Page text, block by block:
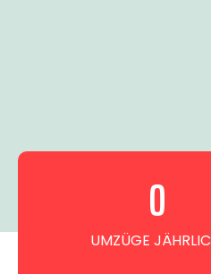
UMZÜGE
0